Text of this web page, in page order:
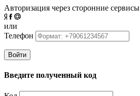
Авторизация через сторонние сервисы
или
Телефон
Войти
Введите полученный код